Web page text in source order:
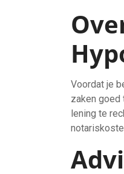
Voordat je
zaken goed
lening te